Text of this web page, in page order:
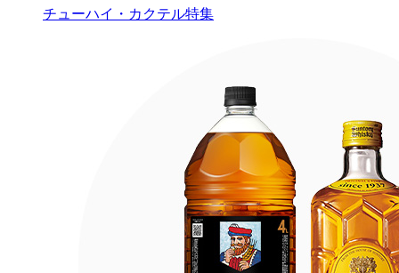
チューハイ・カクテル特集